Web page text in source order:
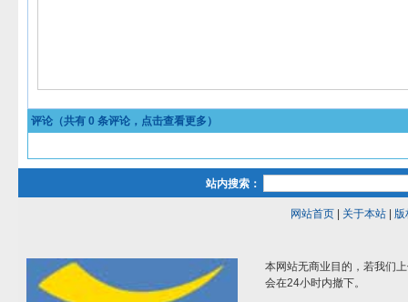
评论（共有 0 条评论，点击查看更多）
站内搜索：
网站首页| 关于本站| 版
本网站无商业目的，若我们
会在24小时内撤下。